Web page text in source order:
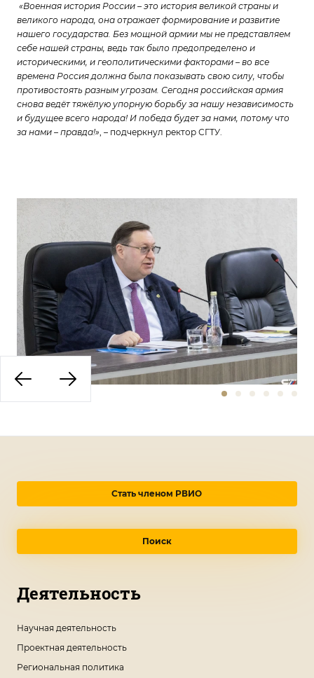
«Военная история России – это история великой страны и
великого народа, она отражает формирование и развитие
нашего государства. Без мощной армии мы не представляем
себе нашей страны, ведь так было предопределено и
историческими, и геополитическими факторами – во все
времена Россия должна была показывать свою силу, чтобы
противостоять разным угрозам. Сегодня российская армия
снова ведёт тяжёлую упорную борьбу за нашу независимость
и будущее всего народа! И победа будет за нами, потому что
за нами ­– правда!», – подчеркнул ректор СГТУ.
Стать членом РВИО
Поиск
Деятельность
Научная деятельность
Проектная деятельность
Региональная политика